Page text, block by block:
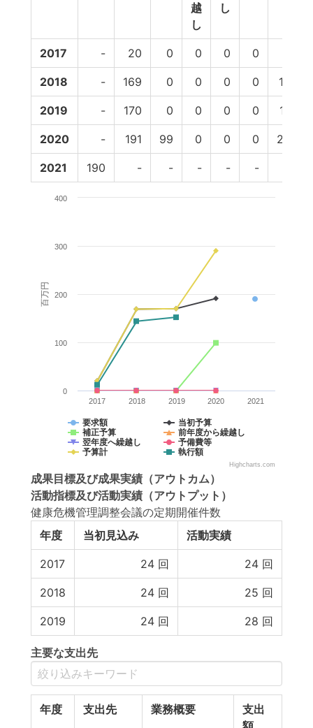
越
し
し
2017 - 20 0 0 0 0
2018 - 169 0 0 0 0 169
2019 - 170 0 0 0 0 170
2020 - 191 99 0 0 0 290
2021 190 - - - - -
百万円
要求額
当初予算
補正予算
前年度から繰越し
翌年度へ繰越し
予備費等
予算計
執行額
2017 2018 2019 2020 2021
0
100
200
300
400
Highcharts.com
成果目標及び成果実績 （アウトカム）
活動指標及び活動実績 （アウトプット）
健康危機管理調整会議の定期開催件数
年度
当初見込み 活動実績
2017 24 回 24 回
2018 24 回 25 回
2019 24 回 28 回
主要な支出先
年度 支出先 業務概要
支出